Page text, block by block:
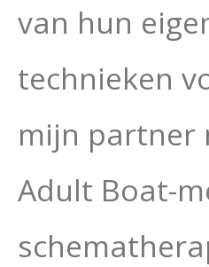
van hun
technieken
mijn partner
Adult Boat-